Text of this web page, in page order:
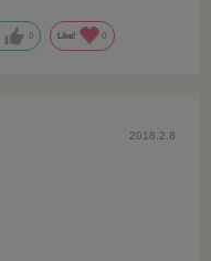
0 Like! 0
2018.2.8